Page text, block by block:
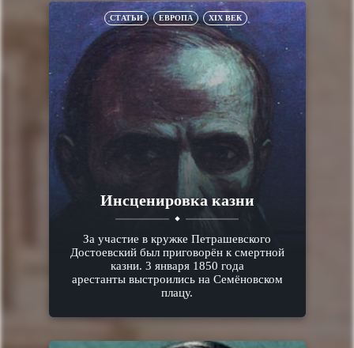
СТАТЬИ ЕВРОПА XIX ВЕК
Инсценировка казни
За участие в кружке Петрашевского
Достоевский был приговорён к смертной
казни. 3 января 1850 года
арестанты выстроились на Семёновском
плацу.